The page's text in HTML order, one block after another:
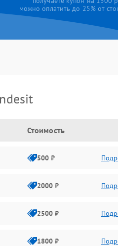
можно оплатить до 25% от
Стоимость
500 ₽
2000 ₽
2500 ₽
1800 ₽